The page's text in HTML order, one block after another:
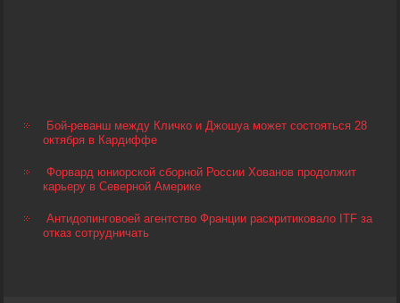
Бой-реванш между Кличко и Джошуа может состояться 28
октября в Кардиффе
Форвард юниорской сборной России Хованов продолжит
карьеру в Северной Америке
Антидопинговоей агентство Франции раскритиковало ITF за
отказ сотрудничать